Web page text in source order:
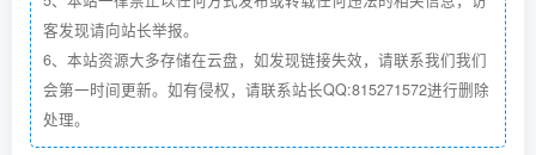
客发现请向站长举报。
6、本站资源大多存储在云盘，如发现链接失效，请联系我们我们
会第一时间更新。如有侵权，请联系站长QQ:815271572进行删除
处理。